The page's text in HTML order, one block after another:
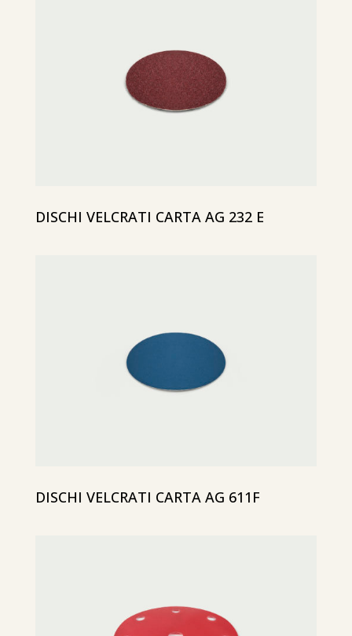
DISCHI VELCRATI CARTA AG 232 E
DISCHI VELCRATI CARTA AG 611F